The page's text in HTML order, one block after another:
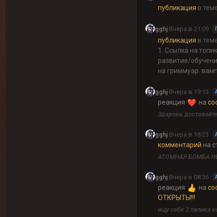
публикация в
gghj·Вчера в 21:09
публикация в
1. Ссылка на
развитие/
на гриммуар.
gghj·Вчера в 19:13
реакция на
Здарова,
gghj·Вчера в 18:23
комментарий на
АТОМНАЯ БОМБА
gghj·Вчера в 08:36
реакция на
ОТКРЫТЫ!!!
ищу себе 2 папика